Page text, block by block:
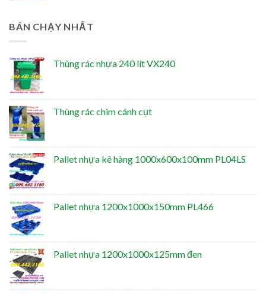
BÁN CHẠY NHẤT
Thùng rác nhựa 240 lít VX240
Thùng rác chim cánh cụt
Pallet nhựa kê hàng 1000x600x100mm PL04LS
Pallet nhựa 1200x1000x150mm PL466
Pallet nhựa 1200x1000x125mm đen